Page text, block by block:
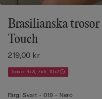
Brasilianska
Touch
219,00 kr
Trosor 4x3, 7x5, 10x7
Färg: Svart -019 - Nero